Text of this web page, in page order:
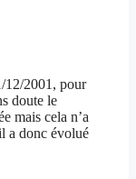
12/2001, pour
doute le
mais cela n’a
a donc évolué